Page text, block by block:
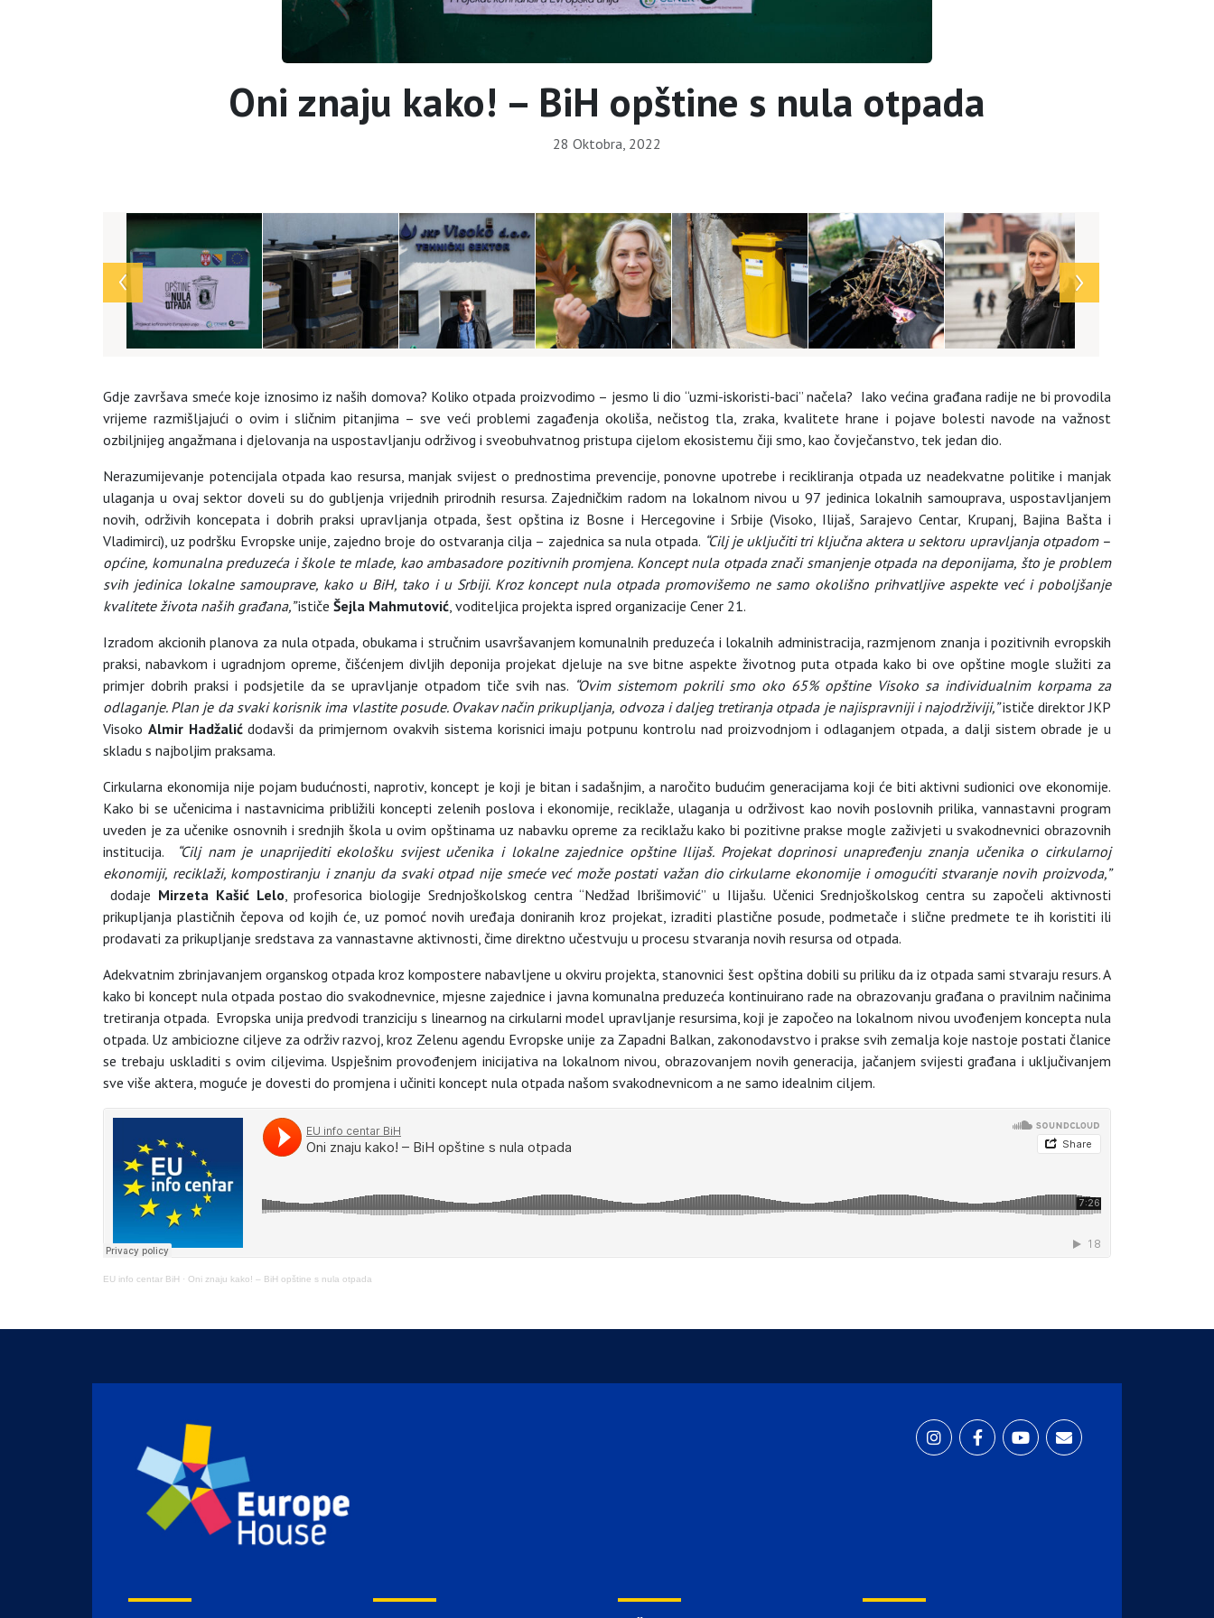
Oni znaju kako! – BiH opštine s nula otpada
28 Oktobra, 2022
Gdje završava smeće koje iznosimo iz naših domova? Koliko otpada proizvodimo – jesmo li dio “uzmi-iskoristi-baci” načela? Iako većina građana radije ne bi provodila
vrijeme razmišljajući o ovim i sličnim pitanjima – sve veći problemi zagađenja okoliša, nečistog tla, zraka, kvalitete hrane i pojave bolesti navode na važnost
ozbiljnijeg angažmana i djelovanja na uspostavljanju održivog i sveobuhvatnog pristupa cijelom ekosistemu čiji smo, kao čovječanstvo, tek jedan dio.
Nerazumijevanje potencijala otpada kao resursa, manjak svijest o prednostima prevencije, ponovne upotrebe i recikliranja otpada uz neadekvatne politike i manjak
ulaganja u ovaj sektor doveli su do gubljenja vrijednih prirodnih resursa. Zajedničkim radom na lokalnom nivou u 97 jedinica lokalnih samouprava, uspostavljanjem
novih, održivih koncepata i dobrih praksi upravljanja otpada, šest opština iz Bosne i Hercegovine i Srbije (Visoko, Ilijaš, Sarajevo Centar, Krupanj, Bajina Bašta i
Vladimirci), uz podršku Evropske unije, zajedno broje do ostvaranja cilja – zajednica sa nula otpada. “Cilj je uključiti tri ključna aktera u sektoru upravljanja otpadom –
općine, komunalna preduzeća i škole te mlade, kao ambasadore pozitivnih promjena. Koncept nula otpada znači smanjenje otpada na deponijama, što je problem
svih jedinica lokalne samouprave, kako u BiH, tako i u Srbiji. Kroz koncept nula otpada promovišemo ne samo okolišno prihvatljive aspekte već i poboljšanje
kvalitete života naših građana,”ističe Šejla Mahmutović, voditeljica projekta ispred organizacije Cener 21.
Izradom akcionih planova za nula otpada, obukama i stručnim usavršavanjem komunalnih preduzeća i lokalnih administracija, razmjenom znanja i pozitivnih evropskih
praksi, nabavkom i ugradnjom opreme, čišćenjem divljih deponija projekat djeluje na sve bitne aspekte životnog puta otpada kako bi ove opštine mogle služiti za
primjer dobrih praksi i podsjetile da se upravljanje otpadom tiče svih nas. “Ovim sistemom pokrili smo oko 65% opštine Visoko sa individualnim korpama za
odlaganje. Plan je da svaki korisnik ima vlastite posude. Ovakav način prikupljanja, odvoza i daljeg tretiranja otpada je najispravniji i najodrživiji,”ističe direktor JKP
Visoko Almir Hadžalićdodavši da primjernom ovakvih sistema korisnici imaju potpunu kontrolu nad proizvodnjom i odlaganjem otpada, a dalji sistem obrade je u
skladu s najboljim praksama.
Cirkularna ekonomija nije pojam budućnosti, naprotiv, koncept je koji je bitan i sadašnjim, a naročito budućim generacijama koji će biti aktivni sudionici ove ekonomije.
Kako bi se učenicima i nastavnicima približili koncepti zelenih poslova i ekonomije, reciklaže, ulaganja u održivost kao novih poslovnih prilika, vannastavni program
uveden je za učenike osnovnih i srednjih škola u ovim opštinama uz nabavku opreme za reciklažu kako bi pozitivne prakse mogle zaživjeti u svakodnevnici obrazovnih
institucija.
“Cilj nam je unaprijediti ekološku svijest učenika i lokalne zajednice opštine Ilijaš. Projekat doprinosi unapređenju znanja učenika o cirkularnoj
ekonomiji, reciklaži, kompostiranju i znanju da svaki otpad nije smeće već može postati važan dio cirkularne ekonomije i omogućiti stvaranje novih proizvoda,”
dodaje Mirzeta Kašić Lelo, profesorica biologije Srednjoškolskog centra “Nedžad Ibrišimović” u Ilijašu. Učenici Srednjoškolskog centra su započeli aktivnosti
prikupljanja plastičnih čepova od kojih će, uz pomoć novih uređaja doniranih kroz projekat, izraditi plastične posude, podmetače i slične predmete te ih koristiti ili
prodavati za prikupljanje sredstava za vannastavne aktivnosti, čime direktno učestvuju u procesu stvaranja novih resursa od otpada.
Adekvatnim zbrinjavanjem organskog otpada kroz kompostere nabavljene u okviru projekta, stanovnici šest opština dobili su priliku da iz otpada sami stvaraju resurs. A
kako bi koncept nula otpada postao dio svakodnevnice, mjesne zajednice i javna komunalna preduzeća kontinuirano rade na obrazovanju građana o pravilnim načinima
tretiranja otpada. Evropska unija predvodi tranziciju s linearnog na cirkularni model upravljanje resursima, koji je započeo na lokalnom nivou uvođenjem koncepta nula
otpada. Uz ambiciozne ciljeve za održiv razvoj, kroz Zelenu agendu Evropske unije za Zapadni Balkan, zakonodavstvo i prakse svih zemalja koje nastoje postati članice
se trebaju uskladiti s ovim ciljevima. Uspješnim provođenjem inicijativa na lokalnom nivou, obrazovanjem novih generacija, jačanjem svijesti građana i uključivanjem
sve više aktera, moguće je dovesti do promjena i učiniti koncept nula otpada našom svakodnevnicom a ne samo idealnim ciljem.
EU info centar BiH · Oni znaju kako! – BiH opštine s nula otpada